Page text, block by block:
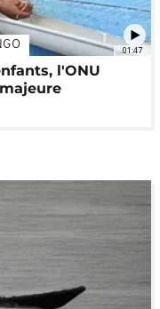
01:47
l'ONU